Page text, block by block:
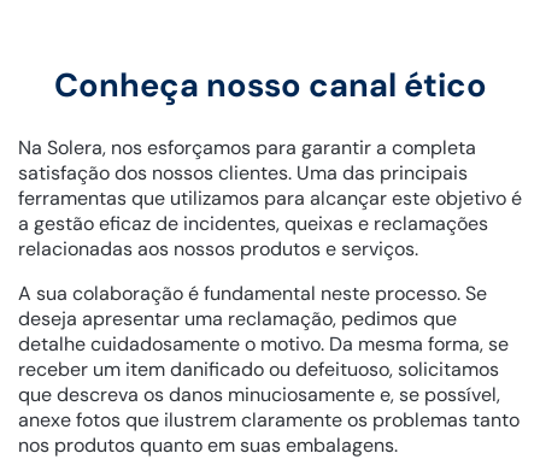
Conheça nosso canal ético
Na Solera, nos esforçamos para garantir a completa
satisfação dos nossos clientes. Uma das principais
ferramentas que utilizamos para alcançar este objetivo é
a gestão eficaz de incidentes, queixas e reclamações
relacionadas aos nossos produtos e serviços.
A sua colaboração é fundamental neste processo. Se
deseja apresentar uma reclamação, pedimos que
detalhe cuidadosamente o motivo. Da mesma forma, se
receber um item danificado ou defeituoso, solicitamos
que descreva os danos minuciosamente e, se possível,
anexe fotos que ilustrem claramente os problemas tanto
nos produtos quanto em suas embalagens.